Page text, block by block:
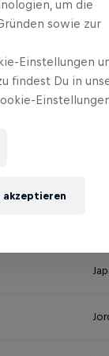
Iraq
um die
sowie zur
Einstellungen
findest Du in
akzeptieren